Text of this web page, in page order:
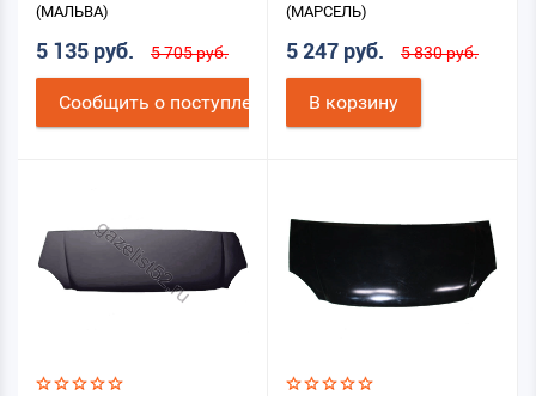
(МАЛЬВА)
5 135 руб. 5 705 руб.
Cообщить о поступлении
(МАРСЕЛЬ)
5 247 руб. 5 830 руб.
В корзину